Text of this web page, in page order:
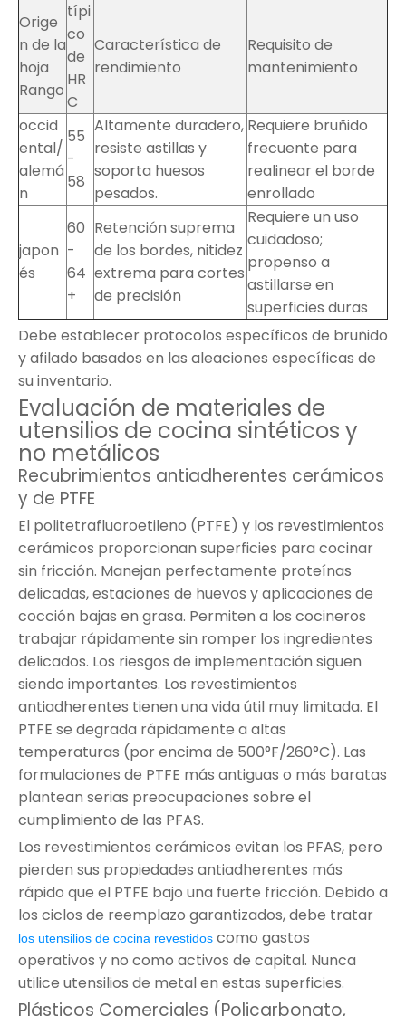
Orige
n de la
hoja
Rango
típi
co
de
HR
C
Característica de
rendimiento
Requisito de
mantenimiento
occid
ental/
alemá
n
55
-
58
Altamente duradero,
resiste astillas y
soporta huesos
pesados.
Requiere bruñido
frecuente para
realinear el borde
enrollado
japon
és
60
-
64
+
Retención suprema
de los bordes, nitidez
extrema para cortes
de precisión
Requiere un uso
cuidadoso;
propenso a
astillarse en
superficies duras
Debe establecer protocolos específicos de bruñido
y afilado basados ​​en las aleaciones específicas de
su inventario.
Evaluación de materiales de
utensilios de cocina sintéticos y
no metálicos
Recubrimientos antiadherentes cerámicos
y de PTFE
El politetrafluoroetileno (PTFE) y los revestimientos
cerámicos proporcionan superficies para cocinar
sin fricción. Manejan perfectamente proteínas
delicadas, estaciones de huevos y aplicaciones de
cocción bajas en grasa. Permiten a los cocineros
trabajar rápidamente sin romper los ingredientes
delicados. Los riesgos de implementación siguen
siendo importantes. Los revestimientos
antiadherentes tienen una vida útil muy limitada. El
PTFE se degrada rápidamente a altas
temperaturas (por encima de 500°F/260°C). Las
formulaciones de PTFE más antiguas o más baratas
plantean serias preocupaciones sobre el
cumplimiento de las PFAS.
Los revestimientos cerámicos evitan los PFAS, pero
pierden sus propiedades antiadherentes más
rápido que el PTFE bajo una fuerte fricción. Debido a
los ciclos de reemplazo garantizados, debe tratar
los utensilios de cocina revestidos como gastos
operativos y no como activos de capital. Nunca
utilice utensilios de metal en estas superficies.
Plásticos Comerciales (Policarbonato,